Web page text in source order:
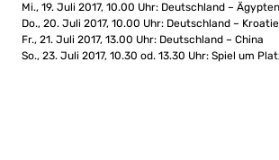
Mi., 19. Juli 2017, 10.00 Uhr: Deutschland – Ägypten
Do., 20. Juli 2017, 10.00 Uhr: Deutschland –
Fr., 21. Juli 2017, 13.00 Uhr: Deutschland – China
So., 23. Juli 2017, 10.30 od. 13.30 Uhr: Spiel um